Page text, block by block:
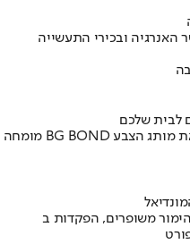
ובכירי התעשייה
לבית שלכם